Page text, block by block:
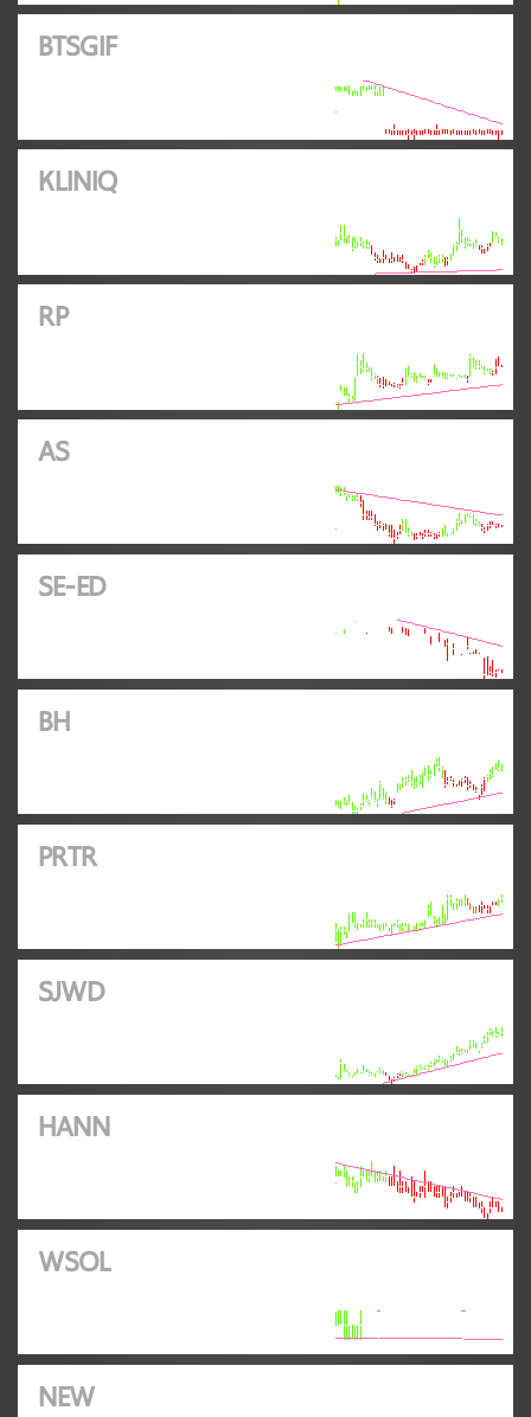
BTSGIF
KLINIQ
RP
AS
SE-ED
BH
PRTR
SJWD
HANN
WSOL
NEW